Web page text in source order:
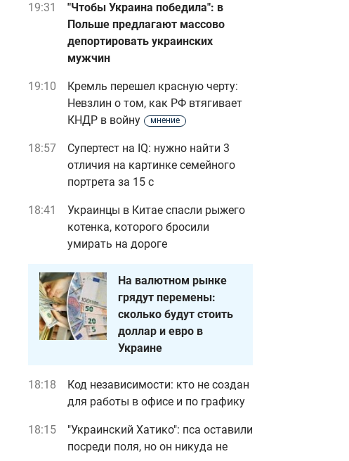
19:31
"Чтобы Украина победила": в
Польше предлагают массово
депортировать украинских
мужчин
19:10
Кремль перешел красную черту:
Невзлин о том, как РФ втягивает
КНДР в войну
мнение
18:57
Супертест на IQ: нужно найти 3
отличия на картинке семейного
портрета за 15 с
18:41
Украинцы в Китае спасли рыжего
котенка, которого бросили
умирать на дороге
На валютном рынке
грядут перемены:
сколько будут стоить
доллар и евро в
Украине
18:18
Код независимости: кто не создан
для работы в офисе и по графику
18:15
"Украинский Хатико": пса оставили
посреди поля, но он никуда не